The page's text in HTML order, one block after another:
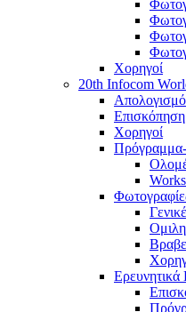
Χορηγοί
20th Infocom
Επισκόπηση
Χορηγοί